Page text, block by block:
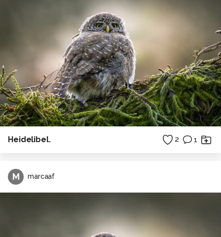
Heidelibel. 2 1
M marcaaf